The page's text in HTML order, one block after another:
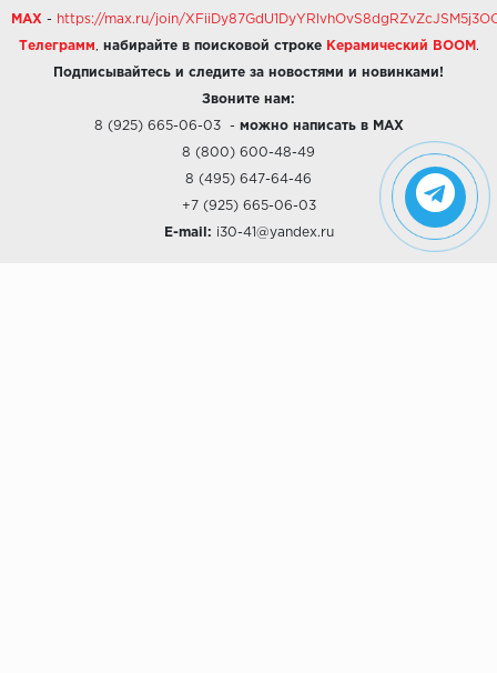
MAX - https://max.ru/join/
Телеграмм набирайте в поисковой строке Керамический BOOM .
Подписывайтесь и следите за новостями и новинками!
Звоните нам:
8 (925) 665-06-03- можно написать в MAX
8 (800) 600-48-49
8 (495) 647-64-46
+7 (925) 665-06-03
E-mail: i30-41@yandex.ru